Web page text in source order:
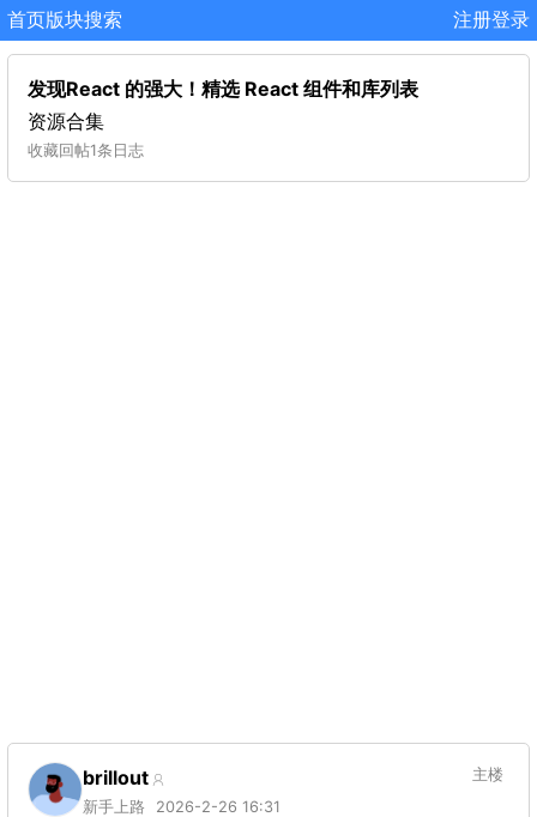
首页版块搜索 注册登录
发现React 的强大！精选 React 组件和库列表
资源合集
收藏回帖1条日志
brillout
新手上路 2026-2-26 16:31
主楼